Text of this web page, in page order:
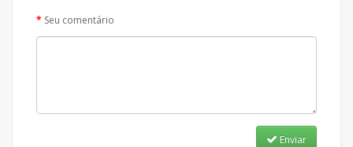
Seu comentário
Enviar